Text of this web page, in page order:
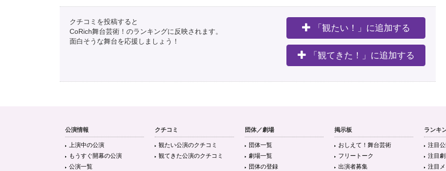
クチコミを投稿すると
CoRich舞台芸術！のランキングに反映されます。
面白そうな舞台を応援しましょう！
「観たい！」に追加する
「観てきた！」に追加する
公演情報
上演中の公演
もうすぐ開幕の公演
公演一覧
クチコミ
観たい公演のクチコミ
観てきた公演のクチコミ
団体／劇場
団体一覧
劇場一覧
団体の登録
掲示板
おしえて！舞台芸術
フリートーク
出演者募集
ランキ
注目
注目劇
注目